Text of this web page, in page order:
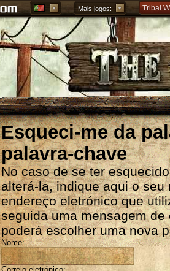
Mais jogos: Tribal
Forge
Esqueci-me da
palavra-chave
No caso de se ter
alterá-la, indique aqui o
endereço eletrónico que
seguida uma mensagem
poderá escolher uma nova
Nome: